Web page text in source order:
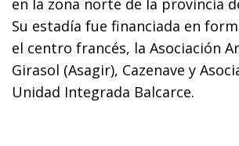
en la zona norte de la provincia
Su estadía fue financiada en
el centro francés, la Asociación
Girasol (Asagir), Cazenave y
Unidad Integrada Balcarce.